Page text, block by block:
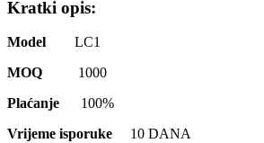
Kratki opis:
Model LC1
MOQ 1000
Plaćanje 100%
Vrijeme isporuke 10 DANA